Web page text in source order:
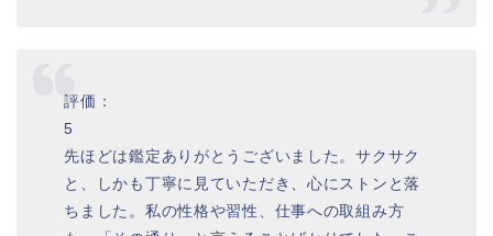
評価：
5
先ほどは鑑定ありがとうございました。サクサク
と、しかも丁寧に見ていただき、心にストンと落
ちました。私の性格や習性、仕事への取組み方